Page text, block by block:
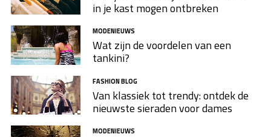
in je kast mogen ontbreken
MODENIEUWS
Wat zijn de voordelen van een
tankini?
FASHION BLOG
Van klassiek tot trendy: ontdek de
nieuwste sieraden voor dames
MODENIEUWS